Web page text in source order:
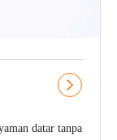
datar tanpa